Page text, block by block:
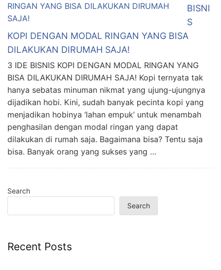
BISNI
S
KOPI DENGAN MODAL RINGAN YANG BISA
DILAKUKAN DIRUMAH SAJA!
3 IDE BISNIS KOPI DENGAN MODAL RINGAN YANG
BISA DILAKUKAN DIRUMAH SAJA! Kopi ternyata tak
hanya sebatas minuman nikmat yang ujung-ujungnya
dijadikan hobi. Kini, sudah banyak pecinta kopi yang
menjadikan hobinya ‘lahan empuk’ untuk menambah
penghasilan dengan modal ringan yang dapat
dilakukan di rumah saja. Bagaimana bisa? Tentu saja
bisa. Banyak orang yang sukses yang …
Search
Search
Recent Posts